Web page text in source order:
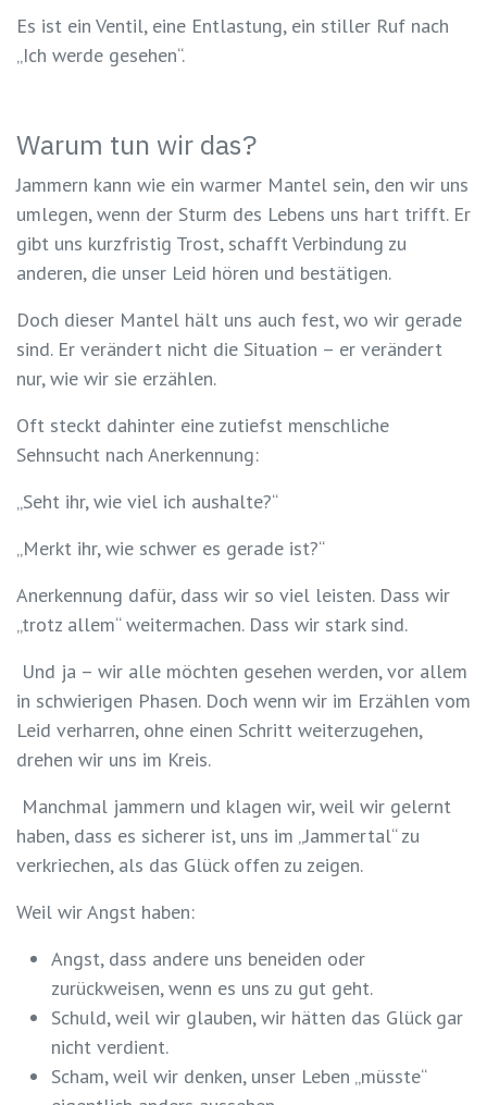
Es ist ein Ventil, eine Entlastung, ein stiller Ruf nach
„Ich werde gesehen“.
Warum tun wir das?
Jammern kann wie ein warmer Mantel sein, den wir uns
umlegen, wenn der Sturm des Lebens uns hart trifft. Er
gibt uns kurzfristig Trost, schafft Verbindung zu
anderen, die unser Leid hören und bestätigen.
Doch dieser Mantel hält uns auch fest, wo wir gerade
sind. Er verändert nicht die Situation – er verändert
nur, wie wir sie erzählen.
Oft steckt dahinter eine zutiefst menschliche
Sehnsucht nach Anerkennung:
„Seht ihr, wie viel ich aushalte?“
„Merkt ihr, wie schwer es gerade ist?“
Anerkennung dafür, dass wir so viel leisten. Dass wir
„trotz allem“ weitermachen. Dass wir stark sind.
Und ja – wir alle möchten gesehen werden, vor allem
in schwierigen Phasen. Doch wenn wir im Erzählen vom
Leid verharren, ohne einen Schritt weiterzugehen,
drehen wir uns im Kreis.
Manchmal jammern und klagen wir, weil wir gelernt
haben, dass es sicherer ist, uns im „Jammertal“ zu
verkriechen, als das Glück offen zu zeigen.
Weil wir Angst haben:
Angst, dass andere uns beneiden oder
zurückweisen, wenn es uns zu gut geht.
Schuld, weil wir glauben, wir hätten das Glück gar
nicht verdient.
Scham, weil wir denken, unser Leben „müsste“